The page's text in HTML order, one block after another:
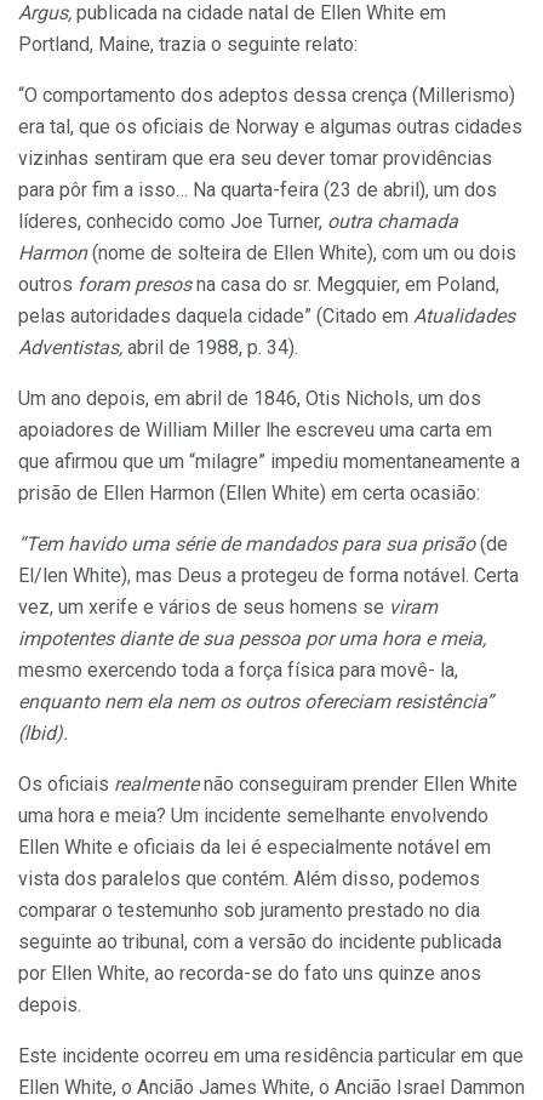
Argus, publicada na cidade natal de Ellen White em
Portland, Maine, trazia o seguinte relato:
“O comportamento dos adeptos dessa crença (Millerismo)
era tal, que os oficiais de Norway e algumas outras cidades
vizinhas sentiram que era seu dever tomar providências
para pôr fim a isso… Na quarta-feira (23 de abril), um dos
líderes, conhecido como Joe Turner, outra chamada
Harmon(nome de solteira de Ellen White), com um ou dois
outros foram presosna casa do sr. Megquier, em Poland,
pelas autoridades daquela cidade” (Citado em Atualidades
Adventistas, abril de 1988, p. 34).
Um ano depois, em abril de 1846, Otis Nichols, um dos
apoiadores de William Miller lhe escreveu uma carta em
que afirmou que um “milagre” impediu momentaneamente a
prisão de Ellen Harmon (Ellen White) em certa ocasião:
“Tem havido uma série de mandados para sua prisão(de
El/len White), mas Deus a protegeu de forma notável. Certa
vez, um xerife e vários de seus homens se viram
impotentes diante de sua pessoa por uma hora e meia,
mesmo exercendo toda a força física para movê- la,
enquanto nem ela nem os outros ofereciam resistência”
(lbid).
Os oficiais realmentenão conseguiram prender Ellen White
uma hora e meia? Um incidente semelhante envolvendo
Ellen White e oficiais da lei é especialmente notável em
vista dos paralelos que contém. Além disso, podemos
comparar o testemunho sob juramento prestado no dia
seguinte ao tribunal, com a versão do incidente publicada
por Ellen White, ao recorda-se do fato uns quinze anos
depois.
Este incidente ocorreu em uma residência particular em que
Ellen White, o Ancião James White, o Ancião Israel Dammon